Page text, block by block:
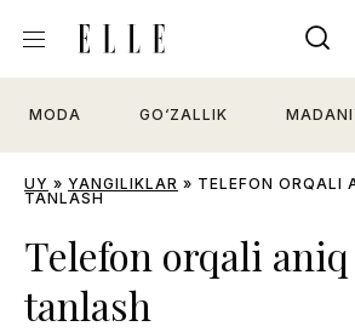
MODA GO‘ZALLIK
UY » YANGILIKLAR » TELEFON ORQALI
TANLASH
Telefon orqali
tanlash